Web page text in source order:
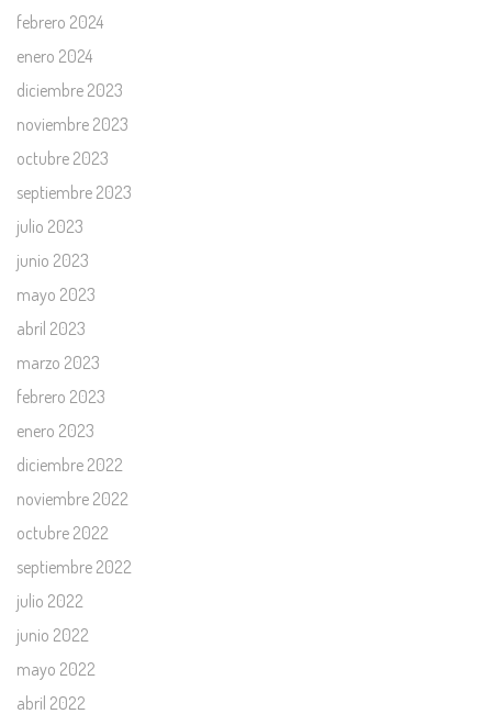
febrero 2024
enero 2024
diciembre 2023
noviembre 2023
octubre 2023
septiembre 2023
julio 2023
junio 2023
mayo 2023
abril 2023
marzo 2023
febrero 2023
enero 2023
diciembre 2022
noviembre 2022
octubre 2022
septiembre 2022
julio 2022
junio 2022
mayo 2022
abril 2022